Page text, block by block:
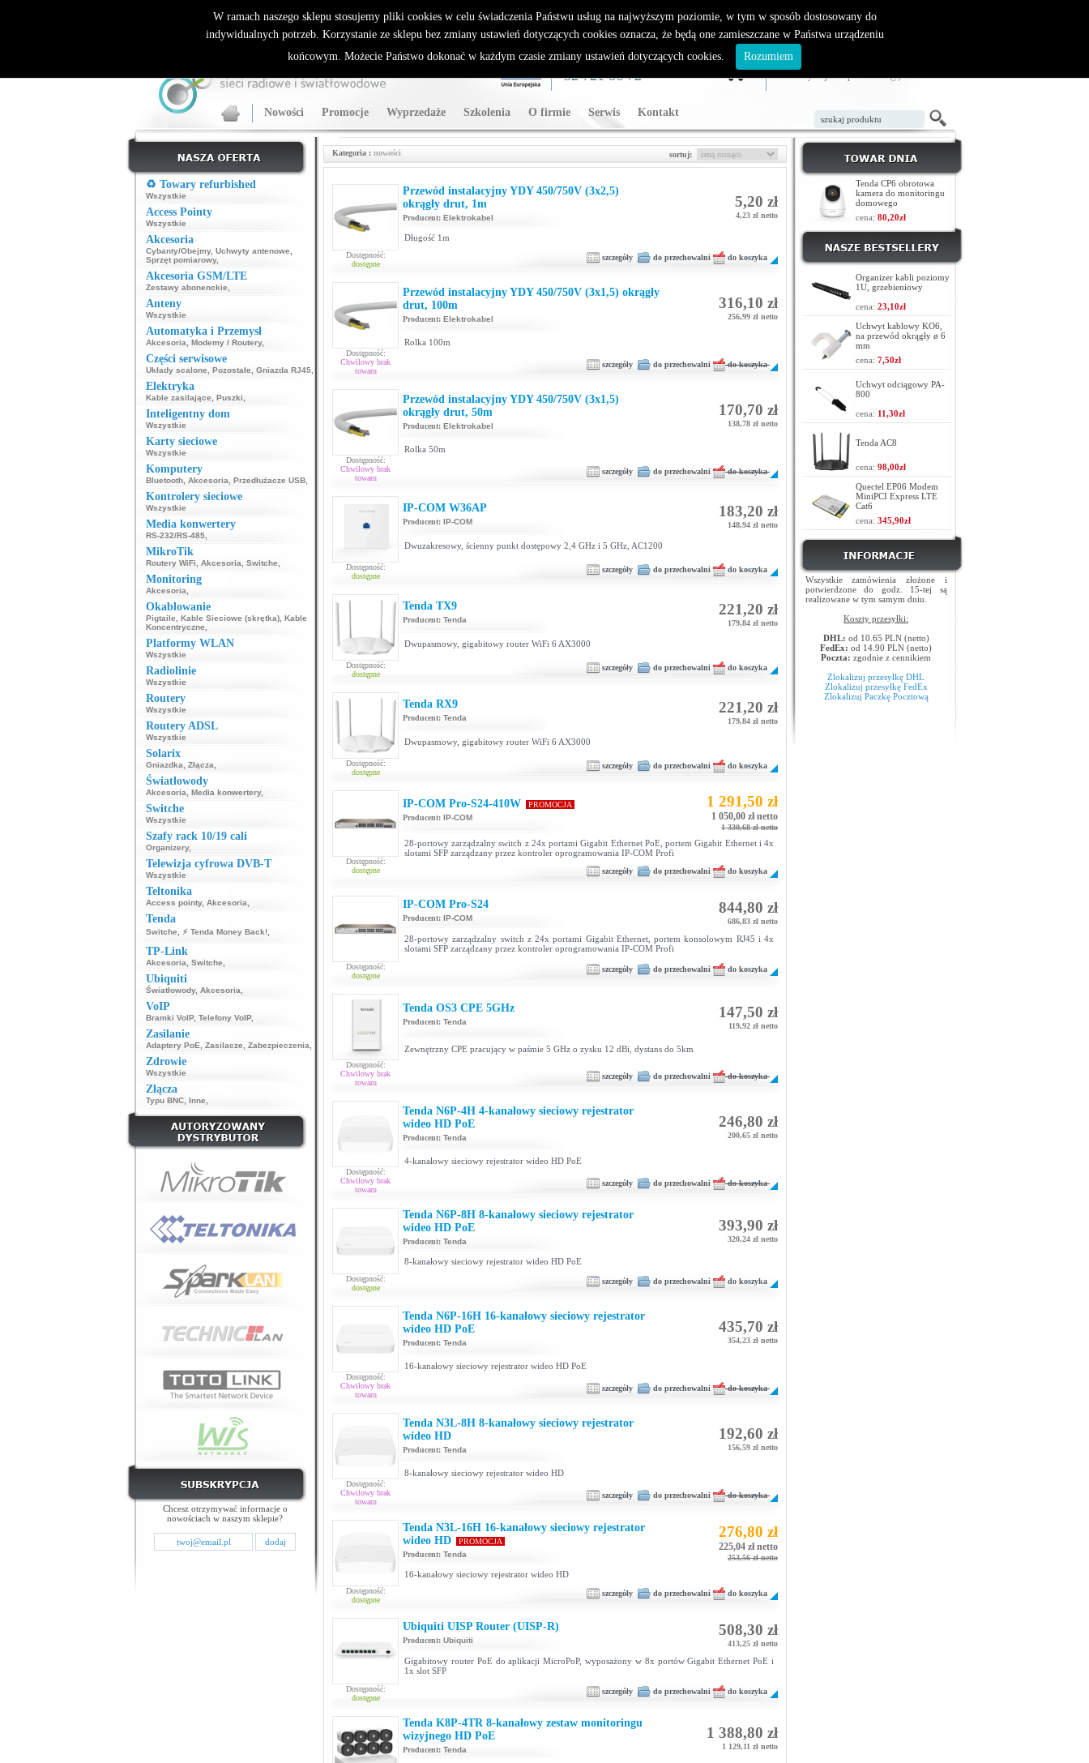
ALLNET.PL Sieci bezprzewodowe - generalny dystrybutor Sparklan
Nowości Promocje Wyprzedaże Szkolenia O firmie Serwis Kontakt
WSPARCIE TECHNICZNE
32 721 86 72
TWÓJ KOSZYK
W koszyku jest 0 produktów(y)
ZAŁÓŻ KONTO LOGOWANIE
♻️ Towary refurbished
Wszystkie
Access Pointy
Wszystkie
Akcesoria
Cybanty/Obejmy, Uchwyty antenowe
Sprzęt pomiarowy,
Akcesoria GSM/LTE
Zestawy abonenckie
Anteny
Wszystkie
Automatyka i Przemysł
Akcesoria Modemy / Routery,
Części serwisowe
Układy scalone Pozostałe Gniazda RJ45,
Elektryka
Kable zasilające Puszki
Inteligentny dom
Wszystkie
Karty sieciowe
Wszystkie
Komputery
Bluetooth, Akcesoria Przedłużacze USB,
Kontrolery sieciowe
Wszystkie
Media konwertery
RS-232/RS-485,
MikroTik
Routery WiFi Akcesoria Switche
Monitoring
Akcesoria
Okablowanie
Pigtaile Kable Sieciowe (skrętka), Kable
Koncentryczne
Platformy WLAN
Wszystkie
Radiolinie
Wszystkie
Routery
Wszystkie
Routery ADSL
Wszystkie
Solarix
Gniazdka Złącza
Światłowody
Akcesoria Media konwertery,
Switche
Wszystkie
Szafy rack 10/19 cali
Organizery,
Telewizja cyfrowa DVB-T
Wszystkie
Teltonika
Access pointy, Akcesoria
Tenda
Switche ⚡ Tenda Money Back!,
TP-Link
Akcesoria Switche
Ubiquiti
Światłowody, Akcesoria
VoIP
Bramki VoIP, Telefony VoIP,
Zasilanie
Adaptery PoE Zasilacze Zabezpieczenia
Zdrowie
Wszystkie
Złącza
Typu BNC, Inne
Chcesz otrzymywać informacje o
nowościach w naszym sklepie?
Kategoria : nowości sortuj:
Dostępność:
dostępne
Przewód instalacyjny YDY 450/750V (3x2,5)
okrągły drut, 1m
Producent: Elektrokabel
5,20 zł
4,23 zł netto
Długość 1m
szczegóły do przechowalni do koszyka
Dostępność:
Chwilowy brak
towaru
Przewód instalacyjny YDY 450/750V (3x1,5) okrągły
drut, 100m
Producent: Elektrokabel
316,10 zł
256,99 zł netto
Rolka 100m
szczegóły do przechowalni do koszyka
Dostępność:
Chwilowy brak
towaru
Przewód instalacyjny YDY 450/750V (3x1,5)
okrągły drut, 50m
Producent: Elektrokabel
170,70 zł
138,78 zł netto
Rolka 50m
szczegóły do przechowalni do koszyka
Dostępność:
dostępne
IP-COM W36AP
Producent: IP-COM
183,20 zł
148,94 zł netto
Dwuzakresowy, ścienny punkt dostępowy 2,4 GHz i 5 GHz, AC1200
szczegóły do przechowalni do koszyka
Dostępność:
dostępne
Tenda TX9
Producent: Tenda
221,20 zł
179,84 zł netto
Dwupasmowy, gigabitowy router WiFi 6 AX3000
szczegóły do przechowalni do koszyka
Dostępność:
dostępne
Tenda RX9
Producent: Tenda
221,20 zł
179,84 zł netto
Dwupasmowy, gigabitowy router WiFi 6 AX3000
szczegóły do przechowalni do koszyka
Dostępność:
dostępne
IP-COM Pro-S24-410W
PROMOCJA
Producent: IP-COM
1 291,50 zł
1 050,00 zł netto
1 330,68 zł netto
28-portowy zarządzalny switch z 24x portami Gigabit Ethernet PoE, portem Gigabit Ethernet i 4x
slotami SFP zarządzany przez kontroler oprogramowania IP-COM Profi
szczegóły do przechowalni do koszyka
Dostępność:
dostępne
IP-COM Pro-S24
Producent: IP-COM
844,80 zł
686,83 zł netto
28-portowy zarządzalny switch z 24x portami Gigabit Ethernet, portem konsolowym RJ45 i 4x
slotami SFP zarządzany przez kontroler oprogramowania IP-COM Profi
szczegóły do przechowalni do koszyka
Dostępność:
Chwilowy brak
towaru
Tenda OS3 CPE 5GHz
Producent: Tenda
147,50 zł
119,92 zł netto
Zewnętrzny CPE pracujący w paśmie 5 GHz o zysku 12 dBi, dystans do 5km
szczegóły do przechowalni do koszyka
Dostępność:
Chwilowy brak
towaru
Tenda N6P-4H 4-kanałowy sieciowy rejestrator
wideo HD PoE
Producent: Tenda
246,80 zł
200,65 zł netto
4-kanałowy sieciowy rejestrator wideo HD PoE
szczegóły do przechowalni do koszyka
Dostępność:
dostępne
Tenda N6P-8H 8-kanałowy sieciowy rejestrator
wideo HD PoE
Producent: Tenda
393,90 zł
320,24 zł netto
8-kanałowy sieciowy rejestrator wideo HD PoE
szczegóły do przechowalni do koszyka
Dostępność:
Chwilowy brak
towaru
Tenda N6P-16H 16-kanałowy sieciowy rejestrator
wideo HD PoE
Producent: Tenda
435,70 zł
354,23 zł netto
16-kanałowy sieciowy rejestrator wideo HD PoE
szczegóły do przechowalni do koszyka
Dostępność:
Chwilowy brak
towaru
Tenda N3L-8H 8-kanałowy sieciowy rejestrator
wideo HD
Producent: Tenda
192,60 zł
156,59 zł netto
8-kanałowy sieciowy rejestrator wideo HD
szczegóły do przechowalni do koszyka
Dostępność:
dostępne
Tenda N3L-16H 16-kanałowy sieciowy rejestrator
wideo HD
PROMOCJA
Producent: Tenda
276,80 zł
225,04 zł netto
253,56 zł netto
16-kanałowy sieciowy rejestrator wideo HD
szczegóły do przechowalni do koszyka
Dostępność:
dostępne
Ubiquiti UISP Router (UISP-R)
Producent: Ubiquiti
508,30 zł
413,25 zł netto
Gigabitowy router PoE do aplikacji MicroPoP, wyposażony w 8x portów Gigabit Ethernet PoE i
1x slot SFP
szczegóły do przechowalni do koszyka
Tenda K8P-4TR 8-kanałowy zestaw monitoringu
wizyjnego HD PoE
Producent: Tenda
1 388,80 zł
1 129,11 zł netto
Tenda CP6 obrotowa
kamera do monitoringu
domowego
cena: 80,20zł
Organizer kabli poziomy
1U, grzebieniowy
cena: 23,10zł
Uchwyt kablowy KO6,
na przewód okrągły ø 6
mm
cena: 7,50zł
Uchwyt odciągowy PA-
800
cena: 11,30zł
Tenda AC8
cena: 98,00zł
Quectel EP06 Modem
MiniPCI Express LTE
Cat6
cena: 345,90zł
Wszystkie zamówienia złożone i
potwierdzone do godz. 15-tej są
realizowane w tym samym dniu.
Koszty przesyłki:
DHL: od 10.65 PLN (netto)
FedEx: od 14.90 PLN (netto)
Poczta: zgodnie z cennikiem
Zlokalizuj przesyłkę DHL
Zlokalizuj przesyłkę FedEx
Zlokalizuj Paczkę Pocztową
W ramach naszego sklepu stosujemy pliki cookies w celu świadczenia Państwu usług na najwyższym poziomie, w tym w sposób dostosowany do
indywidualnych potrzeb. Korzystanie ze sklepu bez zmiany ustawień dotyczących cookies oznacza, że będą one zamieszczane w Państwa urządzeniu
końcowym. Możecie Państwo dokonać w każdym czasie zmiany ustawień dotyczących cookies.
Rozumiem